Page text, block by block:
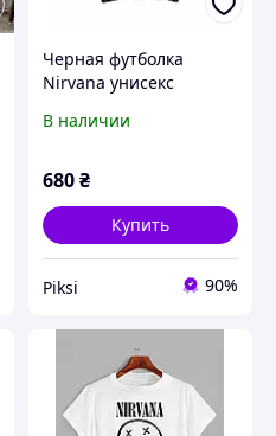
Черная футболка
Nirvana унисекс
Кобейн
В наличии
680₴
Купить
Piksi 90%